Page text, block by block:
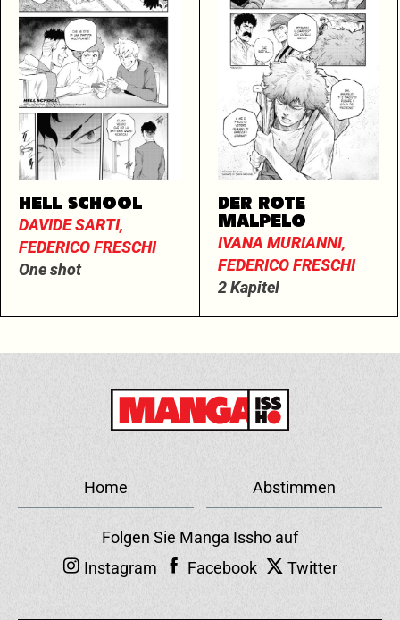
HELL SCHOOL
DAVIDE SARTI,
FEDERICO FRESCHI
One shot
DER ROTE
MALPELO
IVANA MURIANNI,
FEDERICO FRESCHI
2 Kapitel
Home Abstimmen
Folgen Sie Manga Issho auf
Instagram
Facebook Twitter